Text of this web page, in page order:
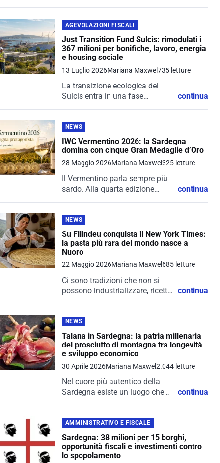
l’adozione di tecnologie
innovative e l’evoluzione verso
modelli di business sempre
più...
AGEVOLAZIONI FISCALI
Just Transition Fund Sulcis: rimodulati i
367 milioni per bonifiche, lavoro, energia
e housing sociale
13 Luglio 2026Mariana Maxwel735 letture
La transizione ecologica del
Sulcis entra in una fase
aspettative e la necessità di
riorganizzare le priorità, la
Regione Sardegna...
continua
NEWS
IWC Vermentino 2026: la Sardegna
domina con cinque Gran Medaglie d’Oro
28 Maggio 2026Mariana Maxwel325 letture
Il Vermentino parla sempre più
sardo. Alla quarta edizione
Internazionale del Vermentino
andato in scena ad Arzachena il
22 e 23 maggio 2026, la...
continua
NEWS
Su Filindeu conquista il New York Times:
la pasta più rara del mondo nasce a
Nuoro
22 Maggio 2026Mariana Maxwel 685 letture
Ci sono tradizioni che non si
possono industrializzare, ricette
mani di chi li ha imparati con
pazienza, silenzio...
continua
NEWS
Talana in Sardegna: la patria millenaria
del prosciutto di montagna tra longevità
e sviluppo economico
30 Aprile 2026Mariana Maxwel2.044 letture
Nel cuore più autentico della
Sardegna esiste un luogo che
anche per il suo straordinario
patrimonio culturale e
gastronomico: Talana. Questo...
continua
AMMINISTRATIVO E FISCALE
Sardegna: 38 milioni per 15 borghi,
opportunità fiscali e investimenti contro
lo spopolamento